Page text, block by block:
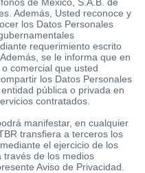
Además, Usted reconoce y
los Datos Personales
requerimiento escrito
se le informa que en
comercial que usted
los Datos Personales
pública o privada en
contratados.
manifestar, en cualquier
transfiera a terceros los
el ejercicio de los
través de los medios
Aviso de Privacidad.